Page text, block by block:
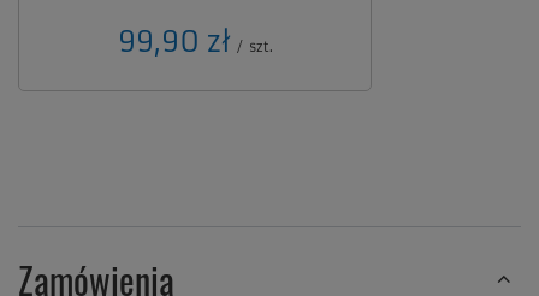
99,90 zł / szt.
Zamówienia